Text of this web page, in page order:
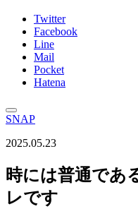
Twitter
Facebook
Line
Mail
Pocket
Hatena
SNAP
2025.05.23
時には普通であ
レです